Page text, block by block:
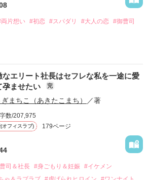
片想い #初恋 #スパダリ #大人の恋 #御曹司
恋心を抱いていた美桜。
きっかけに二人の関係は壊れてしまう。
ま、美桜は両親の離婚によって
哲平とも離れ離れになった。
会いたくないと思っていた哲平に
たす。
なエリート社長はセフレな私を一途に愛
孕ませたい
完
まちこ（あきたこまち） ／著
数/207,975
オフィスラブ) 179ページ
司＆社長 #身ごもり＆妊娠 #イケメン